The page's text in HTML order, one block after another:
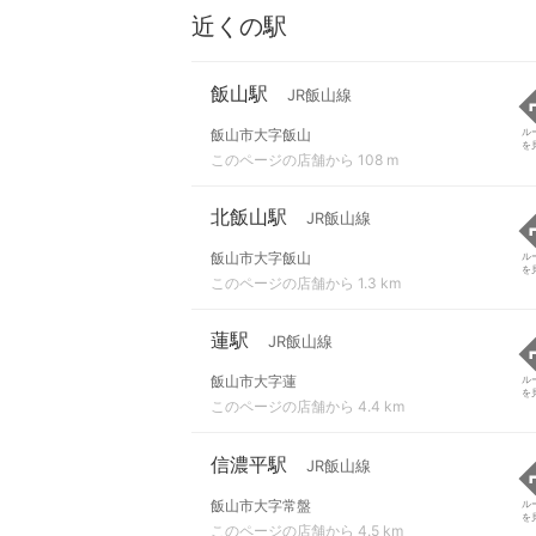
近くの駅
飯山駅 JR飯山線
飯山市大字飯山
このページの店舗から 108 m
ル
を
北飯山駅 JR飯山線
飯山市大字飯山
このページの店舗から 1.3 km
ル
を
蓮駅 JR飯山線
飯山市大字蓮
このページの店舗から 4.4 km
ル
を
信濃平駅 JR飯山線
飯山市大字常盤
このページの店舗から 4.5 km
ル
を